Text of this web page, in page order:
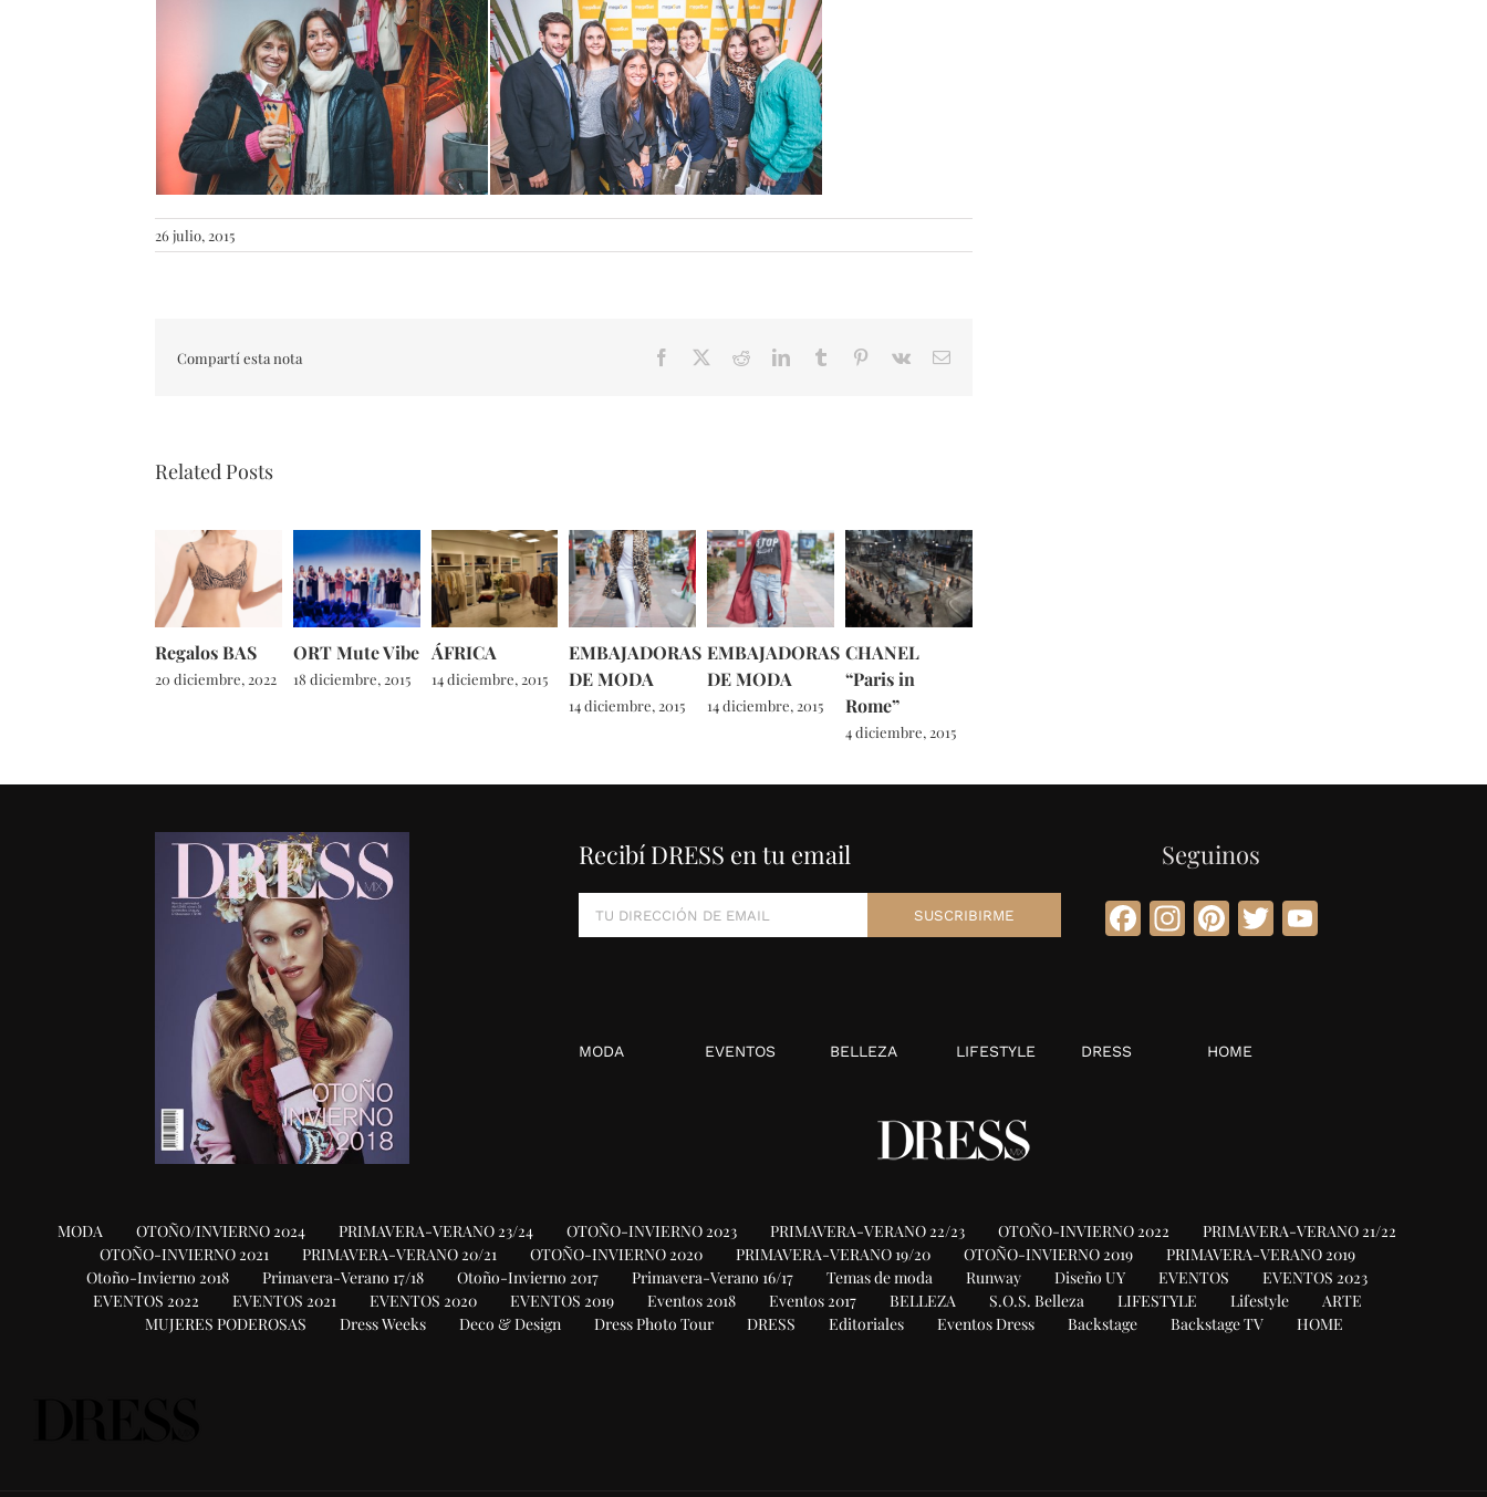
26 julio, 2015
Compartí esta nota Facebook RedditLinkedInTumblr Pinterest
Vk Email
Related Posts
Regalos BAS
20 diciembre, 2022
ORT Mute Vibe
18 diciembre, 2015
ÁFRICA
14 diciembre, 2015
EMBAJADORAS
DE MODA
14 diciembre, 2015
EMBAJADORAS
DE MODA
14 diciembre, 2015
CHANEL
“Paris in
Rome”
4 diciembre, 2015
Recibí DRESS en tu email Seguinos
Facebook
Instagram
Pinterest
TwitterYouTube
MODA EVENTOS BELLEZA LIFESTYLE DRESS HOME
MODA OTOÑO/INVIERNO 2024 PRIMAVERA-VERANO 23/24 OTOÑO-INVIERNO 2023 PRIMAVERA-VERANO 22/23 OTOÑO-INVIERNO 2022
PRIMAVERA-VERANO 21/22
OTOÑO-INVIERNO 2021
PRIMAVERA-VERANO 20/21 OTOÑO-INVIERNO 2020 PRIMAVERA-VERANO 19/20 OTOÑO-INVIERNO 2019
PRIMAVERA-VERANO 2019
Otoño-Invierno 2018
Primavera-Verano 17/18 Otoño-Invierno 2017 Primavera-Verano 16/17 Temas de moda Runway Diseño UY EVENTOS
EVENTOS 2023
EVENTOS 2022
EVENTOS 2021 EVENTOS 2020 EVENTOS 2019 Eventos 2018 Eventos 2017 BELLEZA S.O.S. Belleza LIFESTYLE Lifestyle
ARTE
MUJERES PODEROSAS
Dress Weeks Deco & Design Dress Photo Tour DRESS Editoriales Eventos Dress Backstage Backstage TV HOME